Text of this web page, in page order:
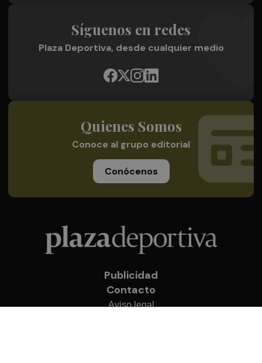
Síguenos en redes
Plaza Deportiva, desde cualquier medio
Quienes Somos
Conoce al grupo editorial
Conócenos
Publicidad
Contacto
Aviso legal